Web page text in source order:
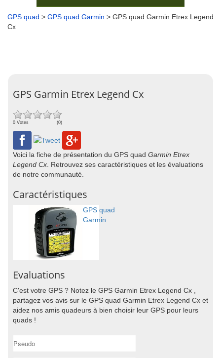
GPS quad > GPS quad Garmin > GPS quad Garmin Etrex Legend
Cx
GPS Garmin Etrex Legend Cx
0 Votes (0)
Voici la fiche de présentation du GPS quad Garmin Etrex
Legend Cx . Retrouvez ses caractéristiques et les évaluations
de notre communauté.
Caractéristiques
GPS quad
Garmin
Evaluations
C'est votre GPS ? Notez le GPS Garmin Etrex Legend Cx ,
partagez vos avis sur le GPS quad Garmin Etrex Legend Cx et
aidez nos amis quadeurs à bien choisir leur GPS pour leurs
quads !